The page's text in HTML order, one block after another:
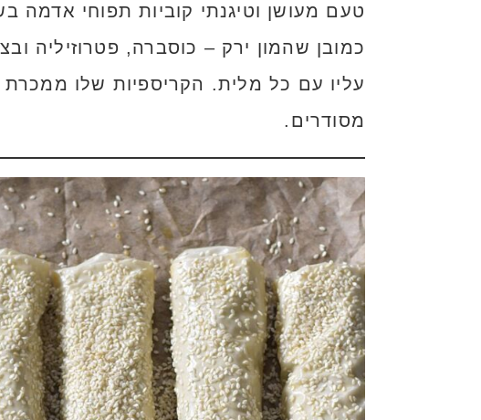
טעם מעושן וטיגנתי קוביות תפוחי אדמה
כמובן שהמון ירק – כוסברה, פטרוזיליה
עליו עם כל מלית. הקריספיות שלו
מסודרים.